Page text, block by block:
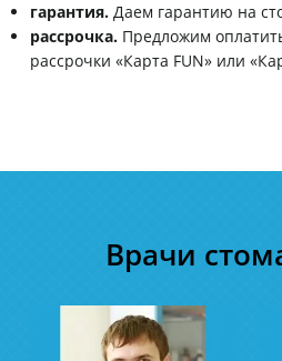
гарантия. Даем гарантию на
рассрочка. Предложим
рассрочки «Карта FUN» или
Врачи